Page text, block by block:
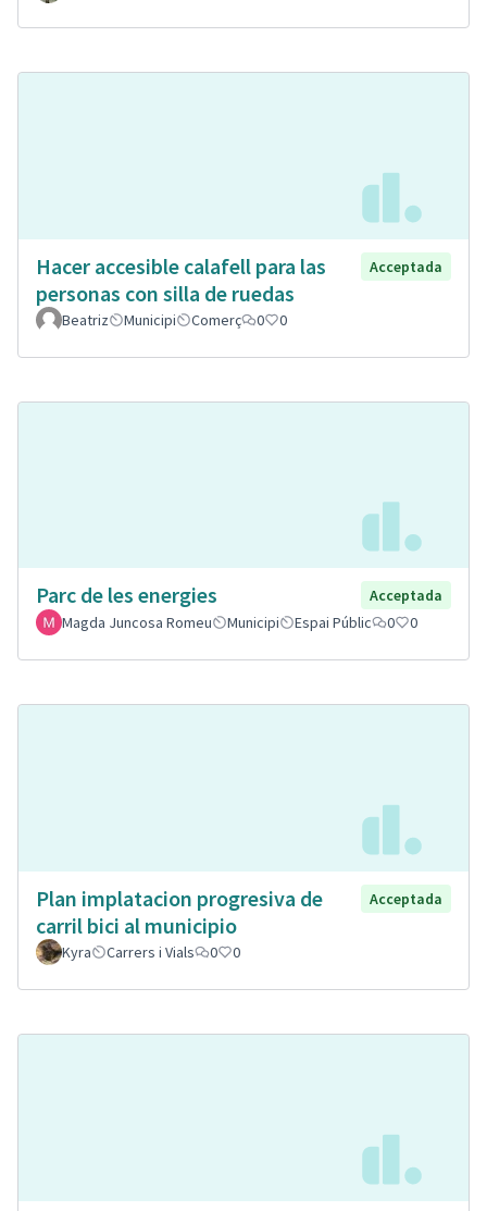
Hacer accesible calafell para las
personas con silla de ruedas
Acceptada
Beatriz Municipi Comerç 0 0
Parc de les energies
Acceptada
Magda Juncosa Romeu
Municipi Espai Públic 0 0
Plan implatacion progresiva de
carril bici al municipio
Acceptada
Kyra Carrers i Vials 0 0